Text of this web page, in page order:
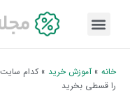
خانه » آموزش خرید »کدام سایت
را قسطی بخرید